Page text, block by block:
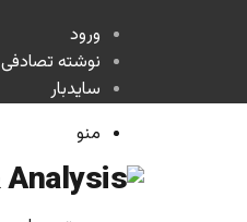
ورود
نوشته تصادفی
سایدبار
منو